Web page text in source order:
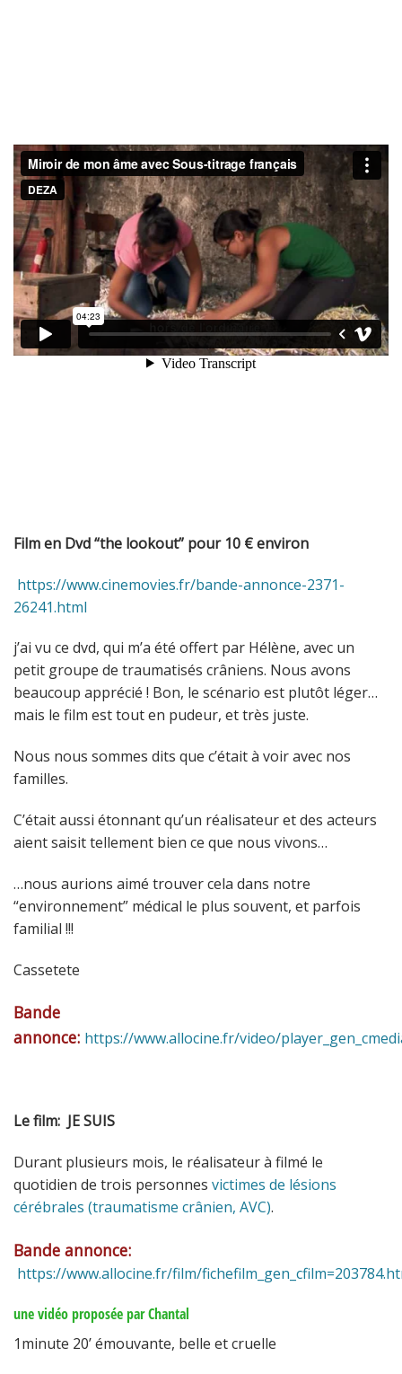
Film en Dvd “the lookout” pour 10 € environ
https://www.cinemovies.fr/bande-annonce-2371-
26241.html
j’ai vu ce dvd, qui m’a été offert par Hélène, avec un
petit groupe de traumatisés crâniens. Nous avons
beaucoup apprécié ! Bon, le scénario est plutôt léger…
mais le film est tout en pudeur, et très juste.
Nous nous sommes dits que c’était à voir avec nos
familles.
C’était aussi étonnant qu’un réalisateur et des acteurs
aient saisit tellement bien ce que nous vivons…
…nous aurions aimé trouver cela dans notre
“environnement” médical le plus souvent, et parfois
familial !!!
Cassetete
Bande
annonce: https://www.allocine.fr/video/
Le film: JE SUIS
Durant plusieurs mois, le réalisateur à filmé le
quotidien de trois personnes victimes de lésions
cérébrales (traumatisme crânien, AVC).
Bande annonce:
https://www.allocine.fr/film/
une vidéo proposée par Chantal
1minute 20’ émouvante, belle et cruelle